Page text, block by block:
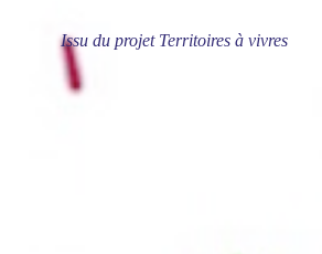
Issu du projet Territoires à vivres